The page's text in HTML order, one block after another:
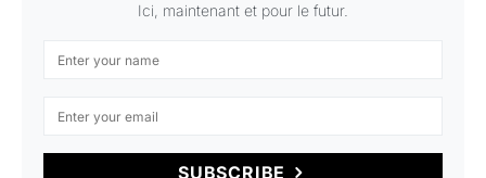
Ici, maintenant et pour le futur.
SUBSCRIBE